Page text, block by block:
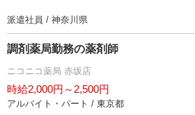
派遣社員 / 神奈川県
調剤薬局勤務の薬剤師
ニコニコ薬局 赤坂店
時給2,000円～2,500円
アルバイト・パート / 東京都